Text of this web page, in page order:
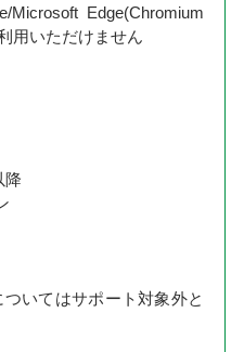
Edge(Chromium
用いただけません
降
いてはサポート対象外と